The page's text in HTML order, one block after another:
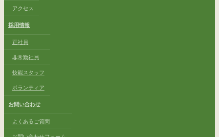
アクセス
採用情報
正社員
非常勤社員
技能スタッフ
ボランティア
お問い合わせ
よくあるご質問